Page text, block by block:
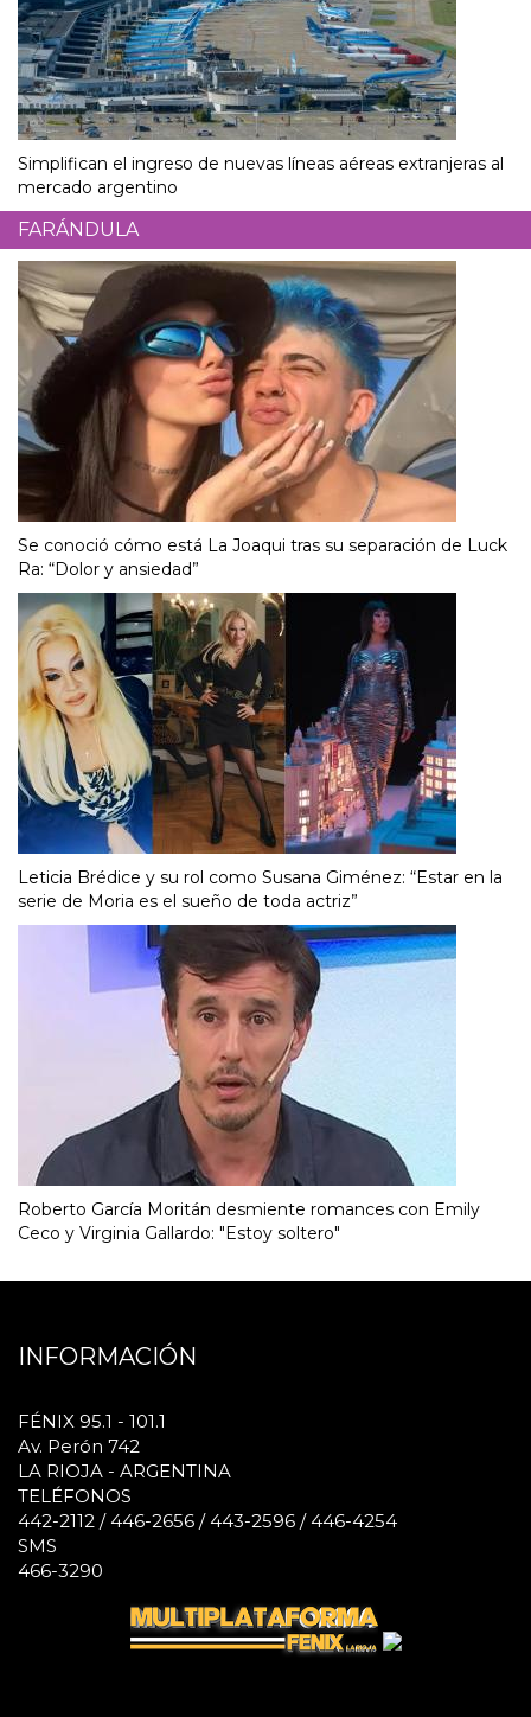
Simplifican el ingreso de nuevas líneas aéreas extranjeras al
mercado argentino
FARÁNDULA
Se conoció cómo está La Joaqui tras su separación de Luck
Ra: “Dolor y ansiedad”
Leticia Brédice y su rol como Susana Giménez: “Estar en la
serie de Moria es el sueño de toda actriz”
Roberto García Moritán desmiente romances con Emily
Ceco y Virginia Gallardo: "Estoy soltero"
INFORMACIÓN
FÉNIX 95.1 - 101.1
Av. Perón 742
LA RIOJA - ARGENTINA
TELÉFONOS
442-2112 / 446-2656 / 443-2596 / 446-4254
SMS
466-3290